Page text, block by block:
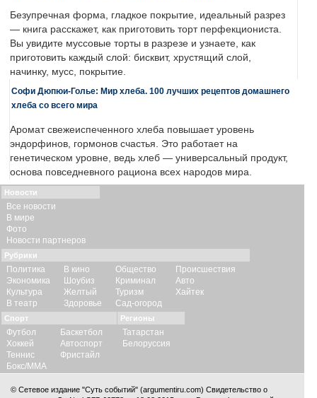
Безупречная форма, гладкое покрытие, идеальный разрез
— книга расскажет, как приготовить торт перфекциониста.
Вы увидите муссовые торты в разрезе и узнаете, как
приготовить каждый слой: бисквит, хрустящий слой,
начинку, мусс, покрытие.
Софи Дюпюи-Голье: Мир хлеба. 100 лучших рецептов домашнего
хлеба со всего мира
Аромат свежеиспеченного хлеба повышает уровень
эндорфинов, гормонов счастья. Это работает на
генетическом уровне, ведь хлеб — универсальный продукт,
основа повседневного рациона всех народов мира.
Новости
Все новости
В мире
Фото
Новости партнеров
Рубрики
Политика
Экономика
Культура
В театр
В кино
Шоубиз
Желтый
Здоровье
Общество
Криминал
Туризм
Сад-огород
Происшествия
Авто
Хайтек
Спорт
Футбол
Хоккей
Теннис
Бокс/ММА
Баскетбол
Автоспорт
Фристайл
Регионы
Татарстан
Белоруссия
© Сетевое издание "Суть событий" (argumentiru.com) Свидетельство о